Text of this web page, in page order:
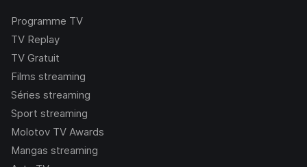
Programme TV
TV Replay
TV Gratuit
Films streaming
Séries streaming
Sport streaming
Molotov TV Awards
Mangas streaming